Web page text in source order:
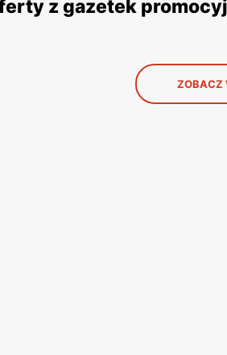
z gazetek
ZOBACZ